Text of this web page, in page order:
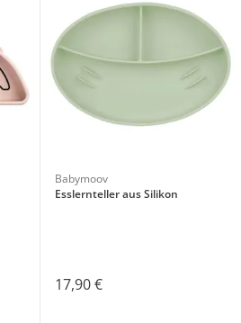
Babymoov
Esslernteller aus Silikon
17,90 €